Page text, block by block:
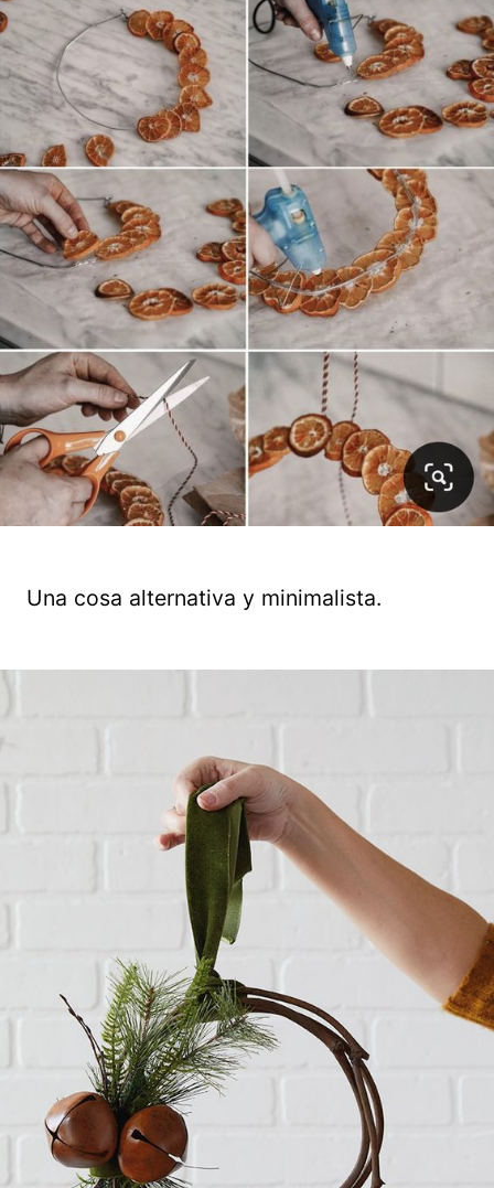
Una cosa alternativa y minimalista.